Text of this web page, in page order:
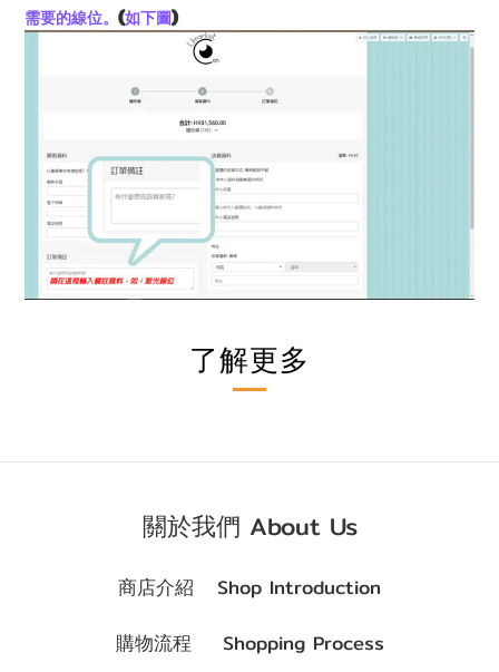
需要的線位。 (如下圖)
了解更多
關於我們 About Us
商店介紹 Shop Introduction
購物流程 Shopping Process